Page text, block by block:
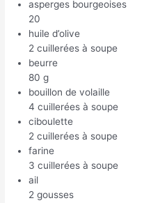
asperges bourgeoises
20
huile d’olive
2 cuillerées à soupe
beurre
80 g
bouillon de volaille
4 cuillerées à soupe
ciboulette
2 cuillerées à soupe
farine
3 cuillerées à soupe
ail
2 gousses